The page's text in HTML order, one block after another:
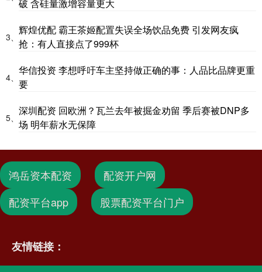
破 含硅量激增容量更大
3、
辉煌优配 霸王茶姬配置失误全场饮品免费 引发网友疯
抢：有人直接点了999杯
4、
华信投资 李想呼吁车主坚持做正确的事：人品比品牌更重
要
5、
深圳配资 回欧洲？瓦兰去年被掘金劝留 季后赛被DNP多
场 明年薪水无保障
鸿岳资本配资
配资开户网
配资平台app
股票配资平台门户
友情链接：